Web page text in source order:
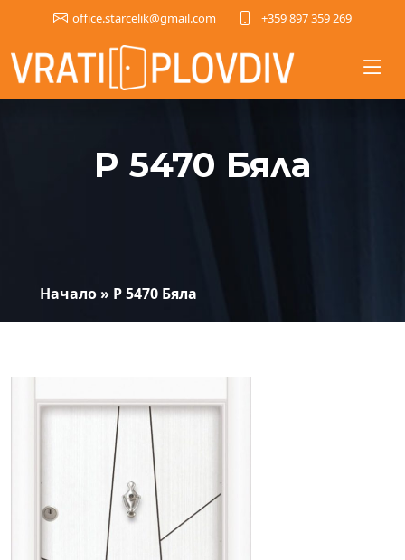
office.starcelik@gmail.com +359 897 359 269
P 5470 Бяла
Начало» P 5470 Бяла